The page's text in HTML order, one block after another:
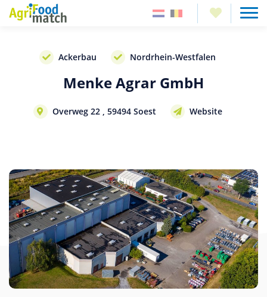
Ackerbau Nordrhein-Westfalen
Menke Agrar GmbH
Overweg 22 , 59494 Soest Website